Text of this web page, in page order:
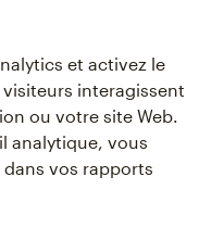
et activez le
interagissent
ou votre site Web.
analytique, vous
vos rapports